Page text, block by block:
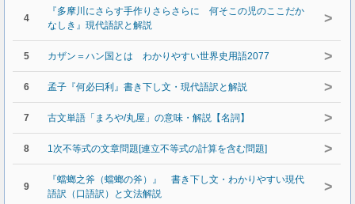
4
『多摩川にさらす手作りさらさらに 何そこの児のここだか
なしき』現代語訳と解説
>
5 カザン＝ハン国とは わかりやすい世界史用語2077 >
6 孟子『何必曰利』書き下し文・現代語訳と解説 >
7 古文単語「まろや/丸屋」の意味・解説【名詞】 >
8 1次不等式の文章問題[連立不等式の計算を含む問題] >
9
『蟷螂之斧（蟷螂の斧）』 書き下し文・わかりやすい現代
語訳（口語訳）と文法解説
>